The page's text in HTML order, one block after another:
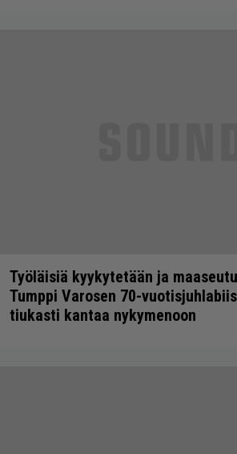
Työläisiä kyykytetään ja
Tumppi Varosen 70-
tiukasti kantaa nykymenoon